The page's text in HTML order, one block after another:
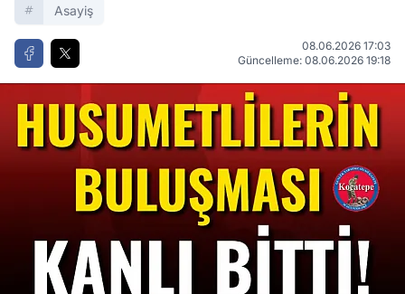
Asayiş
08.06.2026 17:03
Güncelleme: 08.06.2026 19:18